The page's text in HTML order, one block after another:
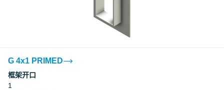
G 4x1 PRIMED
框架开口
1